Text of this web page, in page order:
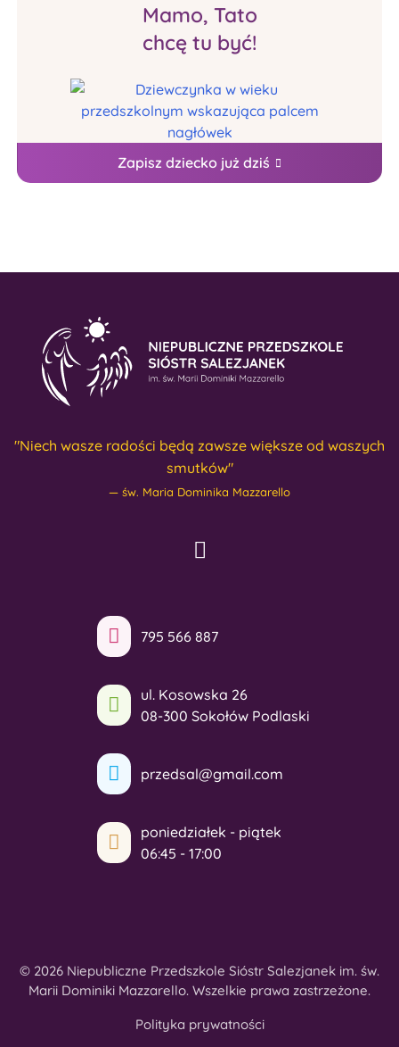
Mamo, Tato
chcę tu być!
Zapisz dziecko już dziś
"Niech wasze radości będą zawsze większe od waszych
smutków"
św. Maria Dominika Mazzarello
795 566 887
ul. Kosowska 26
08-300 Sokołów Podlaski
przedsal@gmail.com
poniedziałek - piątek
06:45 - 17:00
© 2026 Niepubliczne Przedszkole Sióstr Salezjanek im. św.
Marii Dominiki Mazzarello. Wszelkie prawa zastrzeżone.
Polityka prywatności